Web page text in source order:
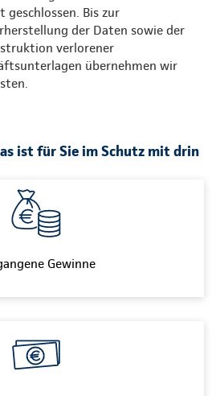
geschlossen. Bis zur
der Daten sowie der
verlorener
übernehmen wir
ist für Sie im Schutz mit drin
Gewinne